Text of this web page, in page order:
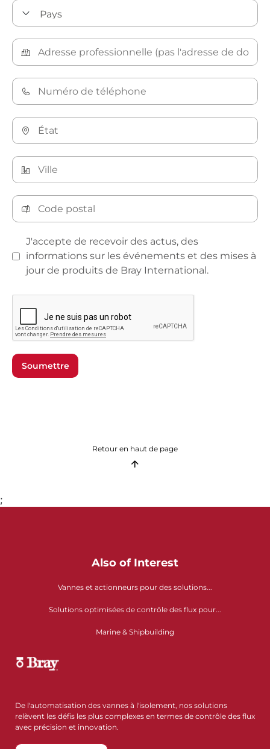
J'accepte de recevoir des actus, des
informations sur les événements et des mises à
jour de produits de Bray International.
Soumettre
Retour en haut de page
;
Also of Interest
Vannes et actionneurs pour des solutions...
Solutions optimisées de contrôle des flux pour...
Marine & Shipbuilding
De l'automatisation des vannes à l'isolement, nos solutions
relèvent les défis les plus complexes en termes de contrôle des flux
avec précision et innovation.